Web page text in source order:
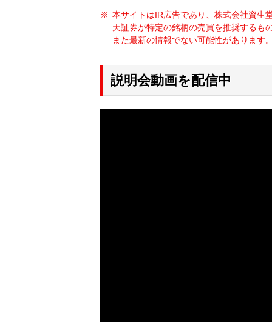
本サイトはIR広告であり、株式会社資生
天証券が特定の銘柄の売買を推奨するも
また最新の情報でない可能性があります
説明会動画を配信中